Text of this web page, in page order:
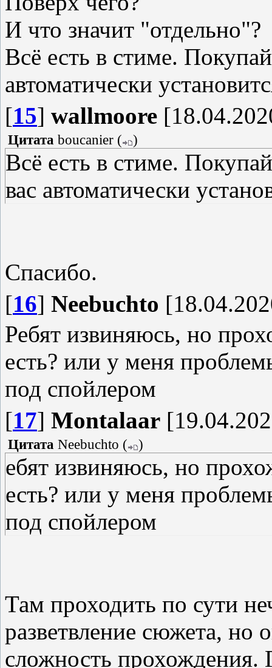
И что значит "отдельно"?
Всё есть в стиме.
автоматически
[15] wallmoore
Цитата boucanier ( )
Всё есть в стиме.
вас автоматически
Спасибо.
[16] Neebuchto
Ребят извиняюсь, но
есть? или у меня
под спойлером
[17] Montalaar
Цитата Neebuchto ( )
ебят извиняюсь, но
есть? или у меня
под спойлером
Там проходить по сути
разветвление сюжета, но
сложность прохождения.